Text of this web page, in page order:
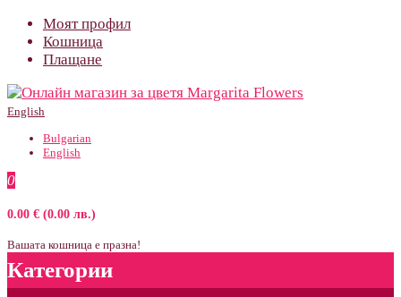
Моят профил
Кошница
Плащане
English
Bulgarian
English
0
0.00 € (0.00 лв.)
Вашата кошница е празна!
Категории